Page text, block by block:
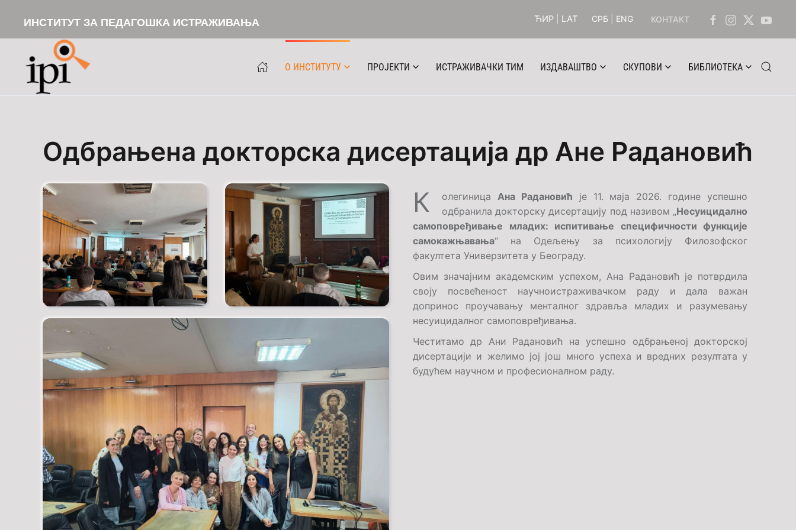
ИНСТИТУТ ЗА ПЕДАГОШКА ИСТРАЖИВАЊА ЋИР LAT СРБ ENG КОНТАКТ
О ИНСТИТУТУ ПРОЈЕКТИ ИСТРАЖИВАЧКИ ТИМ ИЗДАВАШТВО СКУПОВИ БИБЛИОТЕКА
Одбрањена докторска дисертација др Ане Радановић
Detaljno Detaljno
Detaljno
К олегиница Ана Радановић је 11. маја 2026. године успешно
одбранила докторску дисертацију под називом „Несуицидално
самоповређивање младих: испитивање специфичности функције
самокажњавања“ на Одељењу за психологију Филозофског
факултета Универзитета у Београду.
Овим значајним академским успехом, Ана Радановић је потврдила
своју посвећеност научноистраживачком раду и дала важан
допринос проучавању менталног здравља младих и разумевању
несуицидалног самоповређивања.
Честитамо др Ани Радановић на успешно одбрањеној докторској
дисертацији и желимо јој још много успеха и вредних резултата у
будућем научном и професионалном раду.